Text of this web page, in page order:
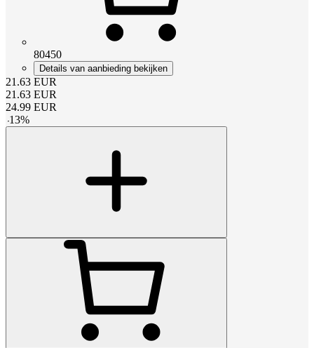
80450
Details van aanbieding bekijken
21.63 EUR
21.63 EUR
24.99 EUR
-13%